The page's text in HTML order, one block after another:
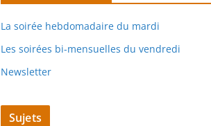
La soirée hebdomadaire du mardi
Les soirées bi-mensuelles du vendredi
Newsletter
Sujets